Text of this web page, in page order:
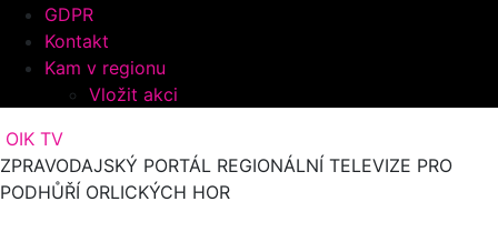
GDPR
Kontakt
Kam v regionu
Vložit akci
OIK TV
ZPRAVODAJSKÝ PORTÁL REGIONÁLNÍ TELEVIZE PRO
PODHŮŘÍ ORLICKÝCH HOR